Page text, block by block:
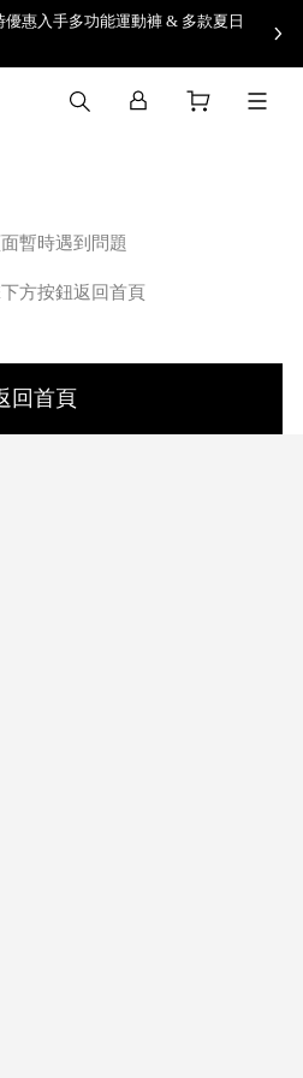
惠入手多功能運動褲 & 多款夏日
暫時遇到問題
方按鈕返回首頁
回首頁